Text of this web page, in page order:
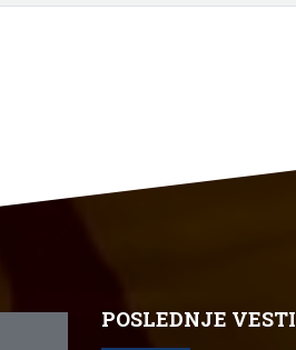
POSLEDNJE VESTI